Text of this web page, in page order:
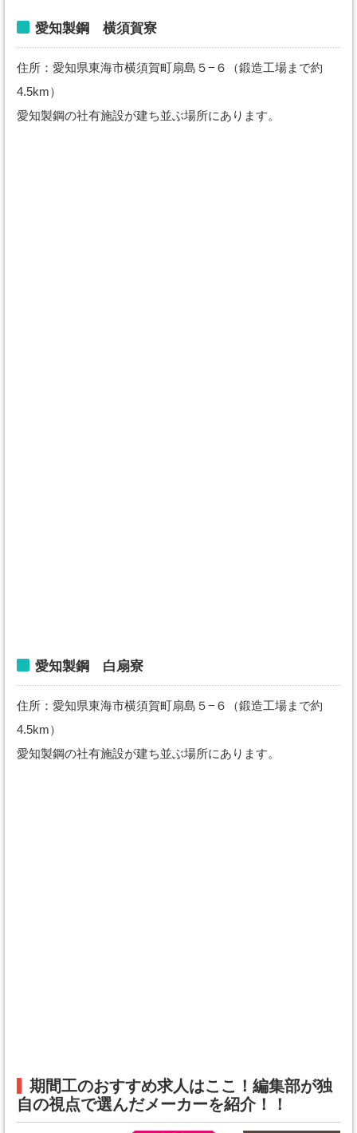
愛知製鋼 横須賀寮
住所：愛知県東海市横須賀町扇島５−６（鍛造工場まで約
4.5km）
愛知製鋼の社有施設が建ち並ぶ場所にあります。
愛知製鋼 白扇寮
住所：愛知県東海市横須賀町扇島５−６（鍛造工場まで約
4.5km）
愛知製鋼の社有施設が建ち並ぶ場所にあります。
期間工のおすすめ求人はここ！編集部が独
自の視点で選んだメーカーを紹介！！